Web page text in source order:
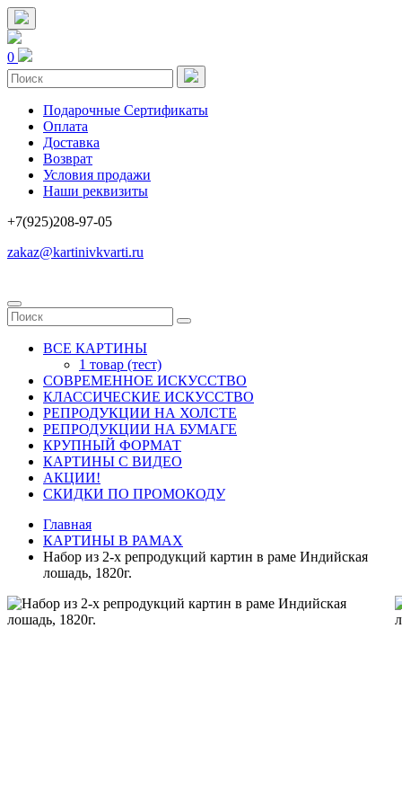
0
Подарочные Сертификаты
Оплата
Доставка
Возврат
Условия продажи
Наши реквизиты
+7(925)208-97-05
zakaz@kartinivkvarti.ru
ВСЕ КАРТИНЫ
1 товар (тест)
СОВРЕМЕННОЕ ИСКУССТВО
КЛАССИЧЕСКИЕ ИСКУССТВО
РЕПРОДУКЦИИ НА ХОЛСТЕ
РЕПРОДУКЦИИ НА БУМАГЕ
КРУПНЫЙ ФОРМАТ
КАРТИНЫ С ВИДЕО
АКЦИИ!
СКИДКИ ПО ПРОМОКОДУ
Главная
КАРТИНЫ В РАМАХ
Набор из 2-х репродукций картин в раме Индийская
лошадь, 1820г.